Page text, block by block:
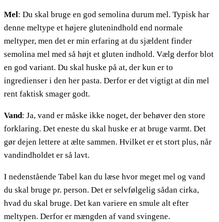
Mel: Du skal bruge en god semolina durum mel. Typisk har
denne meltype et højere glutenindhold end normale
meltyper, men det er min erfaring at du sjældent finder
semolina mel med så højt et gluten indhold. Vælg derfor blot
en god variant. Du skal huske på at, der kun er to
ingredienser i den her pasta. Derfor er det vigtigt at din mel
rent faktisk smager godt.
Vand: Ja, vand er måske ikke noget, der behøver den store
forklaring. Det eneste du skal huske er at bruge varmt. Det
gør dejen lettere at ælte sammen. Hvilket er et stort plus, når
vandindholdet er så lavt.
I nedenstående Tabel kan du læse hvor meget mel og vand
du skal bruge pr. person. Det er selvfølgelig sådan cirka,
hvad du skal bruge. Det kan variere en smule alt efter
meltypen. Derfor er mængden af vand svingene.